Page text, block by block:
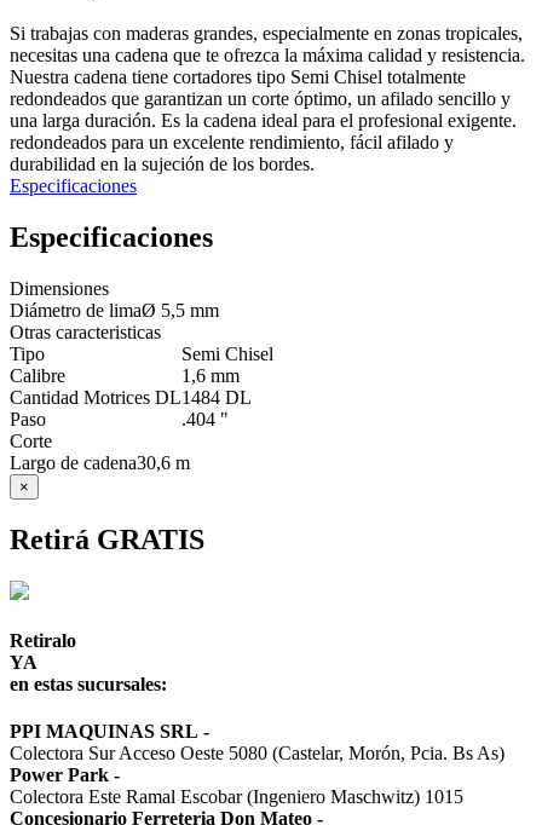
Si trabajas con maderas grandes, especialmente en zonas tropicales,
necesitas una cadena que te ofrezca la máxima calidad y resistencia.
Nuestra cadena tiene cortadores tipo Semi Chisel totalmente
redondeados que garantizan un corte óptimo, un afilado sencillo y
una larga duración. Es la cadena ideal para el profesional exigente.
redondeados para un excelente rendimiento, fácil afilado y
durabilidad en la sujeción de los bordes.
Especificaciones
Especificaciones
Dimensiones
Diámetro de limaØ 5,5 mm
Otras caracteristicas
Tipo
Semi Chisel
Calibre
1,6 mm
Cantidad Motrices DL1484 DL
Paso
.404 "
Corte
Largo de cadena30,6 m
×
Retirá GRATIS
Retiralo
YA
en estas sucursales:
PPI MAQUINAS SRL -
Colectora Sur Acceso Oeste 5080 (Castelar, Morón, Pcia. Bs As)
Power Park -
Colectora Este Ramal Escobar (Ingeniero Maschwitz) 1015
Concesionario Ferreteria Don Mateo -